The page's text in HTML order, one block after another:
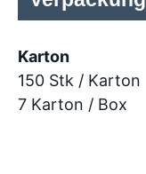
Karton
150 Stk / Karton
7 Karton / Box